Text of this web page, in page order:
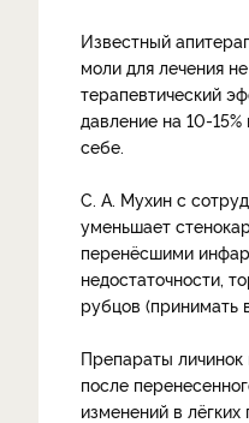
Известный
моли для лечения
терапевтический
давление на 10-
себе.
С. А. Мухин с
уменьшает
перенёсшими
недостаточности,
рубцов (принимать
Препараты
после
изменений в